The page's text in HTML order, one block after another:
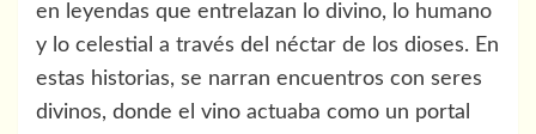
en leyendas que entrelazan lo divino, lo humano
y lo celestial a través del néctar de los dioses. En
estas historias, se narran encuentros con seres
divinos, donde el vino actuaba como un portal